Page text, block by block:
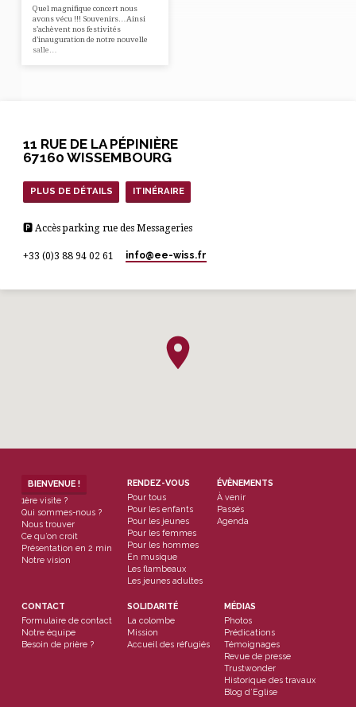
Quel magnifique concert nous
avons vécu !!! Souvenirs…Ainsi
s’achèvent nos festivités
d’inauguration de notre nouvelle
salle…
11 RUE DE LA PÉPINIÈRE
67160 WISSEMBOURG
PLUS DE DÉTAILS ITINÉRAIRE
🅿 Accès parking rue des Messageries
+33 (0)3 88 94 02 61 info​@ee-wiss.fr
BIENVENUE !
1ère visite ?
Qui sommes-nous ?
Nous trouver
Ce qu’on croit
Présentation en 2 min
Notre vision
RENDEZ-VOUS
Pour tous
Pour les enfants
Pour les jeunes
Pour les femmes
Pour les hommes
En musique
Les flambeaux
Les jeunes adultes
ÉVÈNEMENTS
À venir
Passés
Agenda
CONTACT
Formulaire de contact
Notre équipe
Besoin de prière ?
SOLIDARITÉ
La colombe
Mission
Accueil des réfugiés
MÉDIAS
Photos
Prédications
Témoignages
Revue de presse
Trustwonder
Historique des travaux
Blog d’Eglise